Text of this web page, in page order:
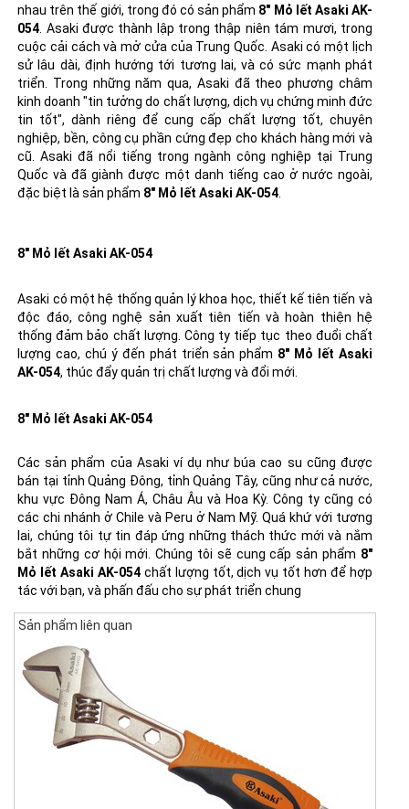
nhau trên thế giới, trong đó có sản phẩm 8" Mỏ lết Asaki AK-
054 . Asaki được thành lập trong thập niên tám mươi, trong
cuộc cải cách và mở cửa của Trung Quốc. Asaki có một lịch
sử lâu dài, định hướng tới tương lai, và có sức mạnh phát
triển. Trong những năm qua, Asaki đã theo phương châm
kinh doanh "tin tưởng do chất lượng, dịch vụ chứng minh đức
tin tốt", dành riêng để cung cấp chất lượng tốt, chuyên
nghiệp, bền, công cụ phần cứng đẹp cho khách hàng mới và
cũ. Asaki đã nổi tiếng trong ngành công nghiệp tại Trung
Quốc và đã giành được một danh tiếng cao ở nước ngoài,
đặc biệt là sản phẩm 8" Mỏ lết Asaki AK-054
8" Mỏ lết Asaki AK-054
Asaki có một hệ thống quản lý khoa học, thiết kế tiên tiến và
độc đáo, công nghệ sản xuất tiên tiến và hoàn thiện hệ
thống đảm bảo chất lượng. Công ty tiếp tục theo đuổi chất
lượng cao, chú ý đến phát triển sản phẩm 8" Mỏ lết Asaki
AK-054, thúc đẩy quản trị chất lượng và đổi mới.
8" Mỏ lết Asaki AK-054
Các sản phẩm của Asaki ví dụ nhưbúa cao su cũng được
bán tại tỉnh Quảng Đông, tỉnh Quảng Tây, cũng như cả nước,
khu vực Đông Nam Á, Châu Âu và Hoa Kỳ. Công ty cũng có
các chi nhánh ở Chile và Peru ở Nam Mỹ. Quá khứ với tương
lai, chúng tôi tự tin đáp ứng những thách thức mới và nắm
bắt những cơ hội mới. Chúng tôi sẽ cung cấp sản phẩm 8"
Mỏ lết Asaki AK-054chất lượng tốt, dịch vụ tốt hơn để hợp
tác với bạn, và phấn đấu cho sự phát triển chung
Sản phẩm liên quan